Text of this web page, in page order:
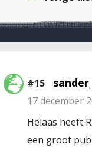
#15
17 december
Helaas heeft
een groot